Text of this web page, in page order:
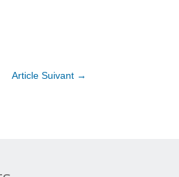
Article Suivant→